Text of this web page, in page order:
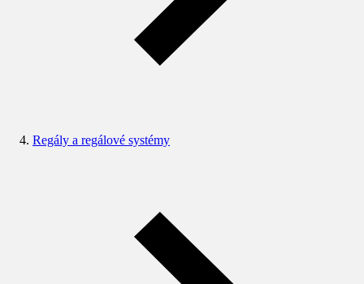
Regály a regálové systémy